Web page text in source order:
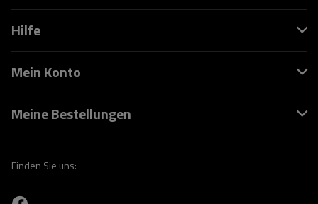
Hilfe
Mein Konto
Meine Bestellungen
Finden Sie uns: